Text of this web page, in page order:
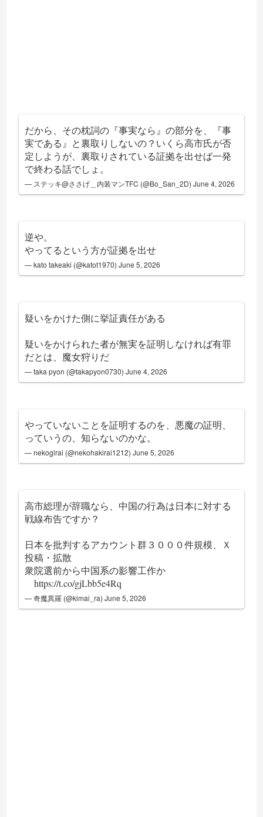
だから、その枕詞の『事実なら』の部分を、『事
実である』と裏取りしないの？いくら高市氏が否
定しようが、裏取りされている証拠を出せば一発
で終わる話でしょ。
— ステッキ@ささげ＿内装マンTFC (@Bo_San_2D)June 4, 2026
逆や。
やってるという方が証拠を出せ
— kato takeaki (@katot1970)June 5, 2026
疑いをかけた側に挙証責任がある
疑いをかけられた者が無実を証明しなければ有罪
だとは、魔女狩りだ
— taka pyon (@takapyon0730)June 4, 2026
やっていないことを証明するのを、悪魔の証明、
っていうの、知らないのかな。
— nekogirai (@nekohakirai1212)June 5, 2026
高市総理が辞職なら、中国の行為は日本に対する
戦線布告ですか？
日本を批判するアカウント群３０００件規模、Ｘ
投稿・拡散
衆院選前から中国系の影響工作か
https://t.co/gjLbb5e4Rq
— 奇魔異羅 (@kimai_ra)June 5, 2026